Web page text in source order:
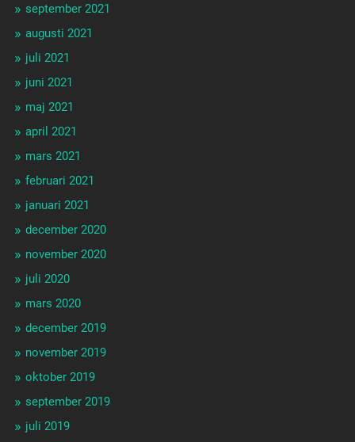
september 2021
augusti 2021
juli 2021
juni 2021
maj 2021
april 2021
mars 2021
februari 2021
januari 2021
december 2020
november 2020
juli 2020
mars 2020
december 2019
november 2019
oktober 2019
september 2019
juli 2019